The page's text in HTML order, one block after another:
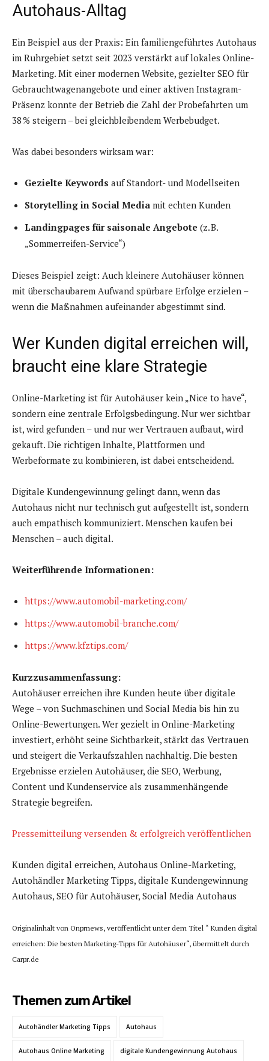
Autohaus-Alltag
Ein Beispiel aus der Praxis: Ein familiengeführtes Autohaus
im Ruhrgebiet setzt seit 2023 verstärkt auf lokales Online-
Marketing. Mit einer modernen Website, gezielter SEO für
Gebrauchtwagenangebote und einer aktiven Instagram-
Präsenz konnte der Betrieb die Zahl der Probefahrten um
38 % steigern – bei gleichbleibendem Werbebudget.
Was dabei besonders wirksam war:
Gezielte Keywords auf Standort- und Modellseiten
Storytelling in Social Media mit echten Kunden
Landingpages für saisonale Angebote (z. B.
„Sommerreifen-Service“)
Dieses Beispiel zeigt: Auch kleinere Autohäuser können
mit überschaubarem Aufwand spürbare Erfolge erzielen –
wenn die Maßnahmen aufeinander abgestimmt sind.
Wer Kunden digital erreichen will,
braucht eine klare Strategie
Online-Marketing ist für Autohäuser kein „Nice to have“,
sondern eine zentrale Erfolgsbedingung. Nur wer sichtbar
ist, wird gefunden – und nur wer Vertrauen aufbaut, wird
gekauft. Die richtigen Inhalte, Plattformen und
Werbeformate zu kombinieren, ist dabei entscheidend.
Digitale Kundengewinnung gelingt dann, wenn das
Autohaus nicht nur technisch gut aufgestellt ist, sondern
auch empathisch kommuniziert. Menschen kaufen bei
Menschen – auch digital.
Weiterführende Informationen:
https://www.automobil-marketing.com/
https://www.automobil-branche.com/
https://www.kfztips.com/
Kurzzusammenfassung:
Autohäuser erreichen ihre Kunden heute über digitale
Wege – von Suchmaschinen und Social Media bis hin zu
Online-Bewertungen. Wer gezielt in Online-Marketing
investiert, erhöht seine Sichtbarkeit, stärkt das Vertrauen
und steigert die Verkaufszahlen nachhaltig. Die besten
Ergebnisse erzielen Autohäuser, die SEO, Werbung,
Content und Kundenservice als zusammenhängende
Strategie begreifen.
Pressemitteilung versenden & erfolgreich veröffentlichen
Kunden digital erreichen, Autohaus Online-Marketing,
Autohändler Marketing Tipps, digitale Kundengewinnung
Autohaus, SEO für Autohäuser, Social Media Autohaus
Originalinhalt von Onprnews, veröffentlicht unter dem Titel “ Kunden digital
erreichen: Die besten Marketing-Tipps für Autohäuser“, übermittelt durch
Carpr.de
Themen zum Artikel
Autohändler Marketing Tipps Autohaus
Autohaus Online Marketing digitale Kundengewinnung Autohaus